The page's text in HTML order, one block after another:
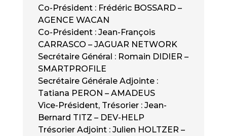
Co-Président : Frédéric BOSSARD –
AGENCE WACAN
Co-Président : Jean-François
CARRASCO – JAGUAR NETWORK
Secrétaire Général : Romain DIDIER –
SMARTPROFILE
Secrétaire Générale Adjointe :
Tatiana PERON – AMADEUS
Vice-Président, Trésorier : Jean-
Bernard TITZ – DEV-HELP
Trésorier Adjoint : Julien HOLTZER –